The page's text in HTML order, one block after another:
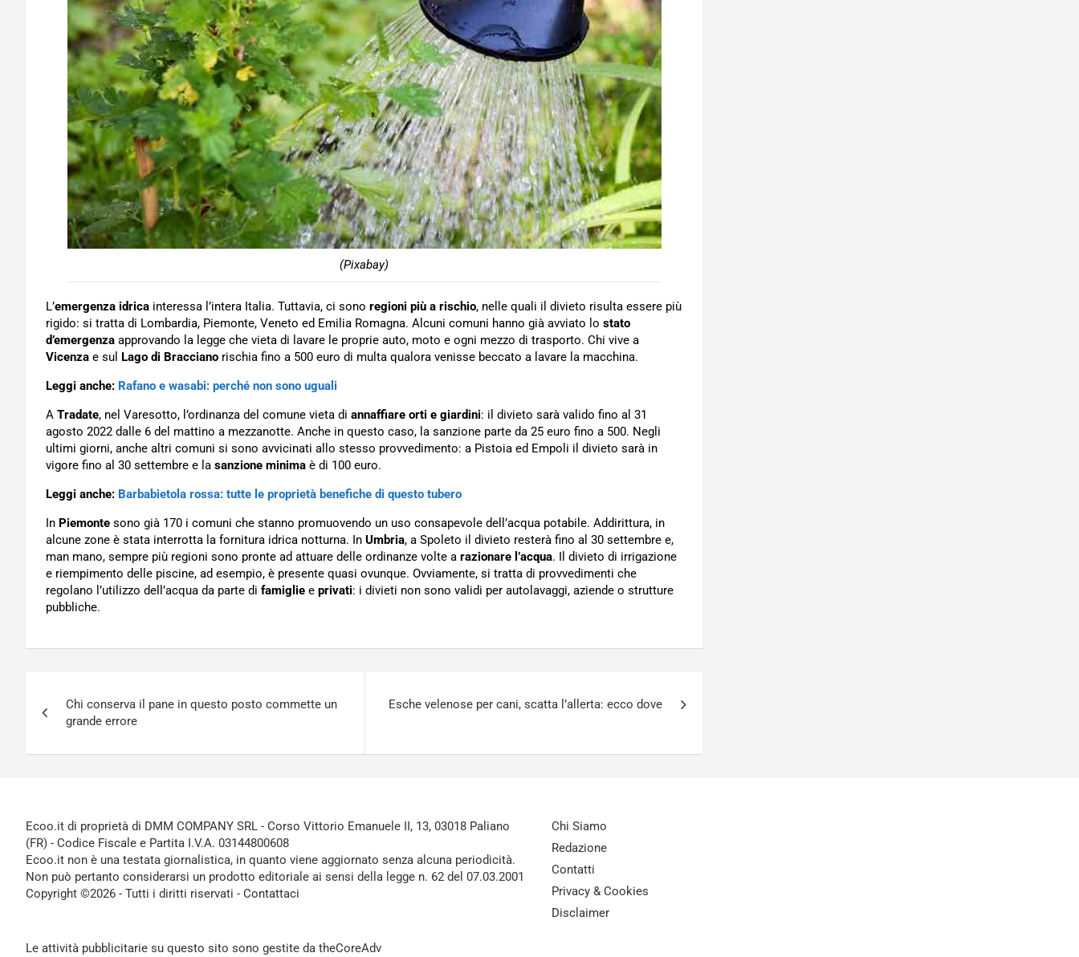
(Pixabay)
L’emergenza idrica interessa l’intera Italia. Tuttavia, ci sono regioni più a rischio, nelle quali il divieto risulta essere più
rigido: si tratta di Lombardia, Piemonte, Veneto ed Emilia Romagna. Alcuni comuni hanno già avviato lo stato
d’emergenza approvando la legge che vieta di lavare le proprie auto, moto e ogni mezzo di trasporto. Chi vive a
Vicenza e sul Lago di Bracciano rischia fino a 500 euro di multa qualora venisse beccato a lavare la macchina.
Leggi anche: Rafano e wasabi: perché non sono uguali
A Tradate, nel Varesotto, l’ordinanza del comune vieta di annaffiare orti e giardini: il divieto sarà valido fino al 31
agosto 2022 dalle 6 del mattino a mezzanotte. Anche in questo caso, la sanzione parte da 25 euro fino a 500. Negli
ultimi giorni, anche altri comuni si sono avvicinati allo stesso provvedimento: a Pistoia ed Empoli il divieto sarà in
vigore fino al 30 settembre e la sanzione minima è di 100 euro.
Leggi anche: Barbabietola rossa: tutte le proprietà benefiche di questo tubero
In Piemonte sono già 170 i comuni che stanno promuovendo un uso consapevole dell’acqua potabile. Addirittura, in
alcune zone è stata interrotta la fornitura idrica notturna. In Umbria, a Spoleto il divieto resterà fino al 30 settembre e,
man mano, sempre più regioni sono pronte ad attuare delle ordinanze volte a razionare l’acqua. Il divieto di irrigazione
e riempimento delle piscine, ad esempio, è presente quasi ovunque. Ovviamente, si tratta di provvedimenti che
regolano l’utilizzo dell’acqua da parte di famiglie e privati: i divieti non sono validi per autolavaggi, aziende o strutture
pubbliche.
articoli
Chi conserva il pane in questo posto commette un
grande errore
Esche velenose per cani, scatta l’allerta: ecco dove
Ecoo.it di proprietà di DMM COMPANY SRL - Corso Vittorio Emanuele II, 13, 03018 Paliano
(FR) - Codice Fiscale e Partita I.V.A. 03144800608
Ecoo.it non è una testata giornalistica, in quanto viene aggiornato senza alcuna periodicità.
Non può pertanto considerarsi un prodotto editoriale ai sensi della legge n. 62 del 07.03.2001
Copyright ©2026 - Tutti i diritti riservati - Contattaci
Le attività pubblicitarie su questo sito sono gestite da theCoreAdv
Chi Siamo
Redazione
Contatti
Privacy & Cookies
Disclaimer